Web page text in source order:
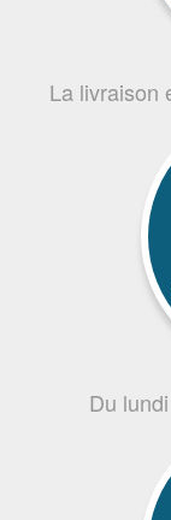
La livraison
Du